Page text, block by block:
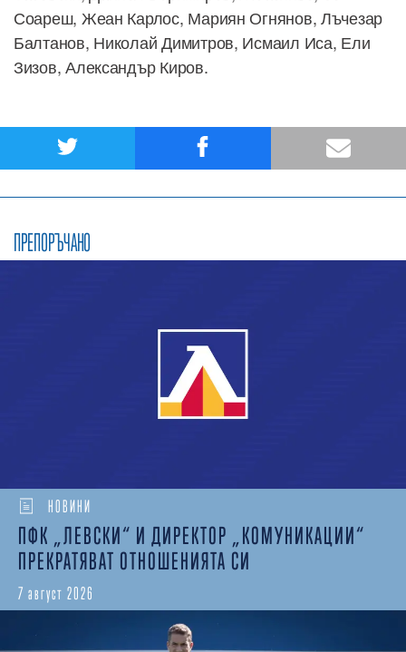
Соареш, Жеан Карлос, Мариян Огнянов, Лъчезар
Балтанов, Николай Димитров, Исмаил Иса, Ели
Зизов, Александър Киров.
ПРЕПОРЪЧАНО
НОВИНИ
ПФК „ЛЕВСКИ“ И ДИРЕКТОР „КОМУНИКАЦИИ“
ПРЕКРАТЯВАТ ОТНОШЕНИЯТА СИ
7 август 2026